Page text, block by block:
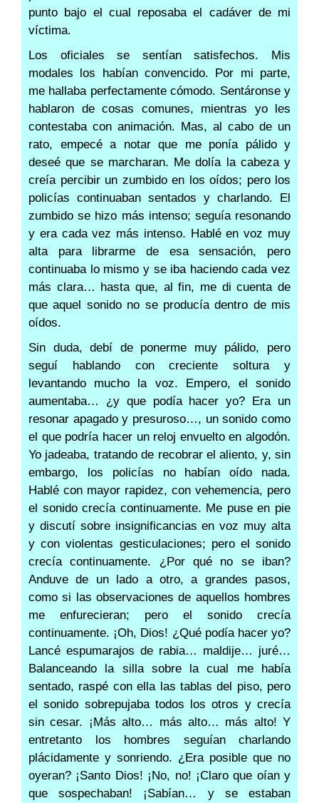
punto bajo el cual reposaba el cadáver de mi
víctima.
Los oficiales se sentían satisfechos. Mis
modales los habían convencido. Por mi parte,
me hallaba perfectamente cómodo. Sentáronse y
hablaron de cosas comunes, mientras yo les
contestaba con animación. Mas, al cabo de un
rato, empecé a notar que me ponía pálido y
deseé que se marcharan. Me dolía la cabeza y
creía percibir un zumbido en los oídos; pero los
policías continuaban sentados y charlando. El
zumbido se hizo más intenso; seguía resonando
y era cada vez más intenso. Hablé en voz muy
alta para librarme de esa sensación, pero
continuaba lo mismo y se iba haciendo cada vez
más clara… hasta que, al fin, me di cuenta de
que aquel sonido no se producía dentro de mis
oídos.
Sin duda, debí de ponerme muy pálido, pero
seguí hablando con creciente soltura y
levantando mucho la voz. Empero, el sonido
aumentaba… ¿y que podía hacer yo? Era un
resonar apagado y presuroso…, un sonido como
el que podría hacer un reloj envuelto en algodón.
Yo jadeaba, tratando de recobrar el aliento, y, sin
embargo, los policías no habían oído nada.
Hablé con mayor rapidez, con vehemencia, pero
el sonido crecía continuamente. Me puse en pie
y discutí sobre insignificancias en voz muy alta
y con violentas gesticulaciones; pero el sonido
crecía continuamente. ¿Por qué no se iban?
Anduve de un lado a otro, a grandes pasos,
como si las observaciones de aquellos hombres
me enfurecieran; pero el sonido crecía
continuamente. ¡Oh, Dios! ¿Qué podía hacer yo?
Lancé espumarajos de rabia… maldije… juré…
Balanceando la silla sobre la cual me había
sentado, raspé con ella las tablas del piso, pero
el sonido sobrepujaba todos los otros y crecía
sin cesar. ¡Más alto… más alto… más alto! Y
entretanto los hombres seguían charlando
plácidamente y sonriendo. ¿Era posible que no
oyeran? ¡Santo Dios! ¡No, no! ¡Claro que oían y
que sospechaban! ¡Sabían… y se estaban